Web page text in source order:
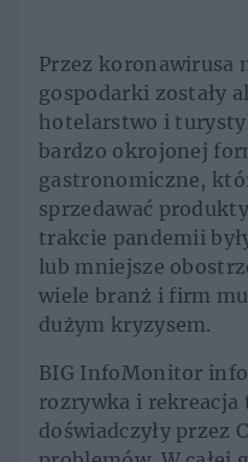
Przez koronawirusa
gospodarki zostały
hotelarstwo i
bardzo okrojonej
gastronomiczne,
sprzedawać
trakcie pandemii
lub mniejsze
wiele branż i firm
dużym kryzysem.
BIG InfoMonitor
rozrywka i rekreacja
doświadczyły przez